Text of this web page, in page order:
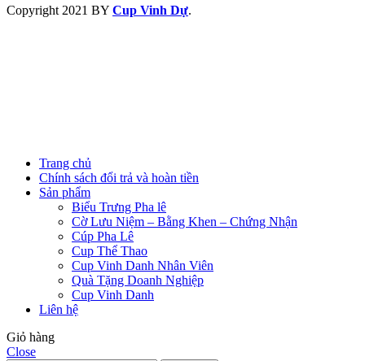
Copyright 2021 BY Cup Vinh Dự.
Trang chủ
Chính sách đổi trả và hoàn tiền
Sản phẩm
Biểu Trưng Pha lê
Cờ Lưu Niệm – Bằng Khen – Chứng Nhận
Cúp Pha Lê
Cup Thể Thao
Cup Vinh Danh Nhân Viên
Quà Tặng Doanh Nghiệp
Cup Vinh Danh
Liên hệ
Giỏ hàng
Close